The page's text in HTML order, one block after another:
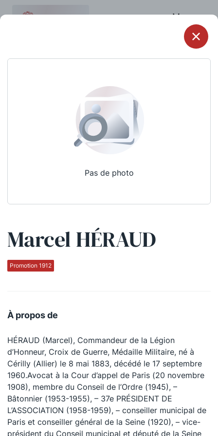
Menu
Pas de photo
Marcel HÉRAUD
Promotion 1912
À propos de
HÉRAUD (Marcel), Commandeur de la Légion
d’Honneur, Croix de Guerre, Médaille Militaire, né à
Cérilly (Allier) le 8 mai 1883, décédé le 17 septembre
1960.Avocat à la Cour d’appel de Paris (20 novembre
1908), membre du Conseil de l’Ordre (1945), –
Bâtonnier (1953-1955), – 37e PRÉSIDENT DE
L’ASSOCIATION (1958-1959), – conseiller municipal de
Paris et conseiller général de la Seine (1920), – vice-
président du Conseil municipal et député de la Seine
Qui sommes-nous ?
La Conférence
La Conférence
Le Concours de la Conférence
La Conférence Berryer
La Petite Conférence